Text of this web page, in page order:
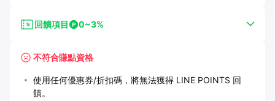
回饋項目 0~3%
不符合賺點資格
使用任何優惠券/折扣碼，將無法獲得 LINE POINTS 回
饋。